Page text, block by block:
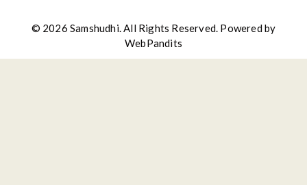
© 2026 Samshudhi. All Rights Reserved. Powered by
WebPandits